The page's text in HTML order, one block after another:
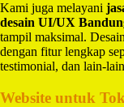
Kami juga melayani
desain UI/UX
tampil maksimal.
dengan fitur lengkap
testimonial, dan lain-
Website untuk